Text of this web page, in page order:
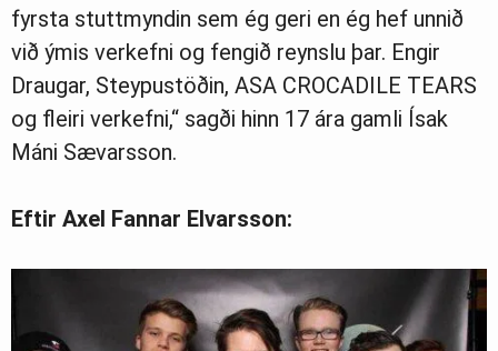
fyrsta stuttmyndin sem ég geri en ég hef unnið
við ýmis verkefni og fengið reynslu þar. Engir
Draugar, Steypustöðin, ASA CROCADILE TEARS
og fleiri verkefni,“ sagði hinn 17 ára gamli Ísak
Máni Sævarsson.
Eftir Axel Fannar Elvarsson: